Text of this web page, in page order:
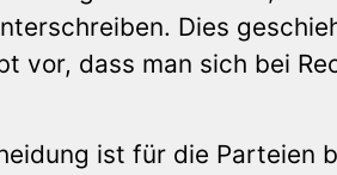
Dies
vor, dass man sich bei
ist für die Parteien